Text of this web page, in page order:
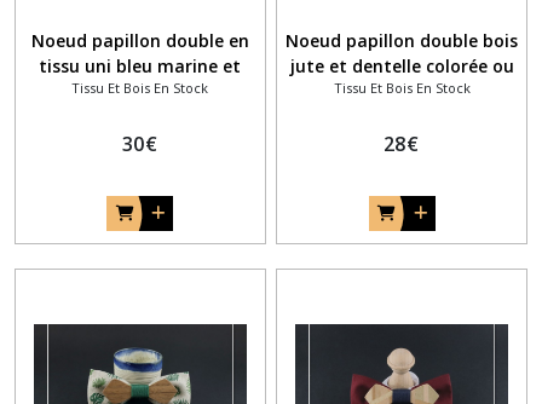
Noeud papillon double en
tissu uni bleu marine et
petit noeud bois
Tissu Et Bois En Stock
30€
Noeud papillon double bois
jute et dentelle colorée ou
blanche pour hommes
Tissu Et Bois En Stock
28€